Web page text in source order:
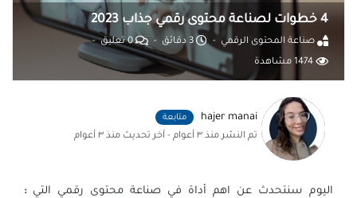
4 خطوات لصناعة محتوى رقمي جذاب 2023
صناعة المحتوى الرقمي
0 تعليق
hajer manai متابعة
تم النشرمنذ ٣ أعوام - آخر تحديث منذ ٣ أعوام
: اليوم سنتحدث عن اهم أداة في صناعة محتوى رقمي التي